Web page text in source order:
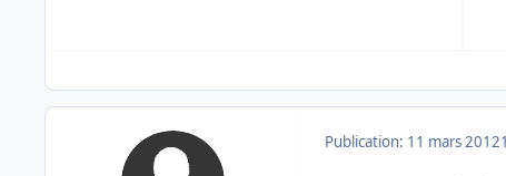
Publication: 11 mars 2012